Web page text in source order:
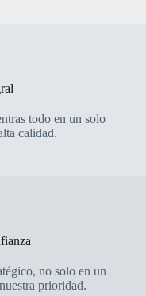
todo en un solo
calidad.
no solo en un
prioridad.